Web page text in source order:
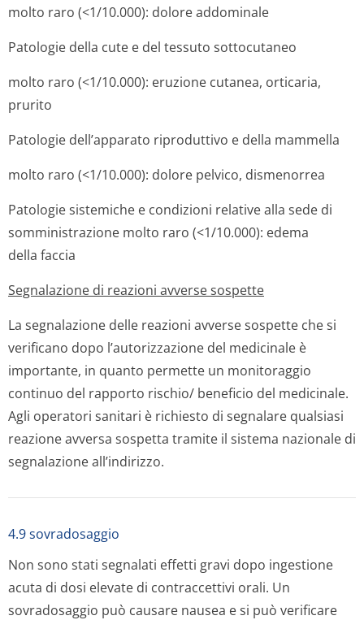
molto raro (<1/10.000): dolore addominale
Patologie della cute e del tessuto sottocutaneo
molto raro (<1/10.000): eruzione cutanea, orticaria,
prurito
Patologie dell’apparato riproduttivo e della mammella
molto raro (<1/10.000): dolore pelvico, dismenorrea
Patologie sistemiche e condizioni relative alla sede di
somministrazione molto raro (<1/10.000): edema
della faccia
Segnalazione di reazioni avverse sospette
La segnalazione delle reazioni avverse sospette che si
verificano dopo l’autorizzazione del medicinale è
importante, in quanto permette un monitoraggio
continuo del rapporto rischio/ beneficio del medicinale.
Agli operatori sanitari è richiesto di segnalare qualsiasi
reazione avversa sospetta tramite il sistema nazionale di
segnalazione all’indirizzo.
4.9 sovradosaggio
Non sono stati segnalati effetti gravi dopo ingestione
acuta di dosi elevate di contraccettivi orali. Un
sovradosaggio può causare nausea e si può verificare